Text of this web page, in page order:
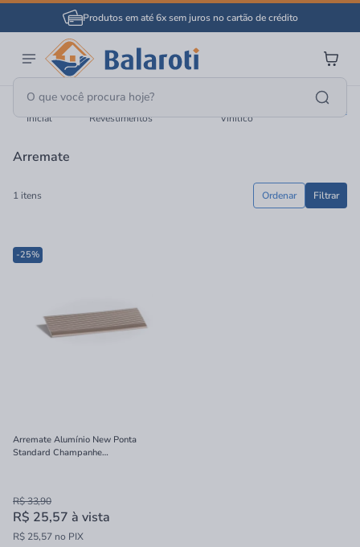
Produtos em até 6x sem juros no cartão de crédito
Página
Inicial
Revestimentos
Vinílico
Arremate
Arremate
1 itens Filtrar
Ordenar
-25%
Arremate Alumínio New Ponta
Standard Champanhe
R$ 33,90
R$ 25,57 à vista
R$ 25,57 no PIX